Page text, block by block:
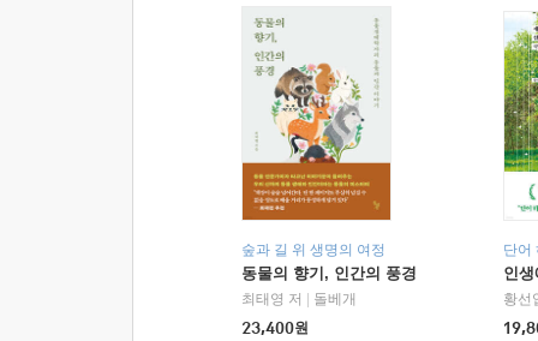
숲과 길 위 생명의 여정
동물의 향기, 인간의 풍경
최태영 저
돌베개
23,400원
단어
인
황선